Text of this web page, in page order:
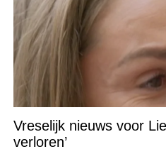
Vreselijk nieuws voor
verloren’